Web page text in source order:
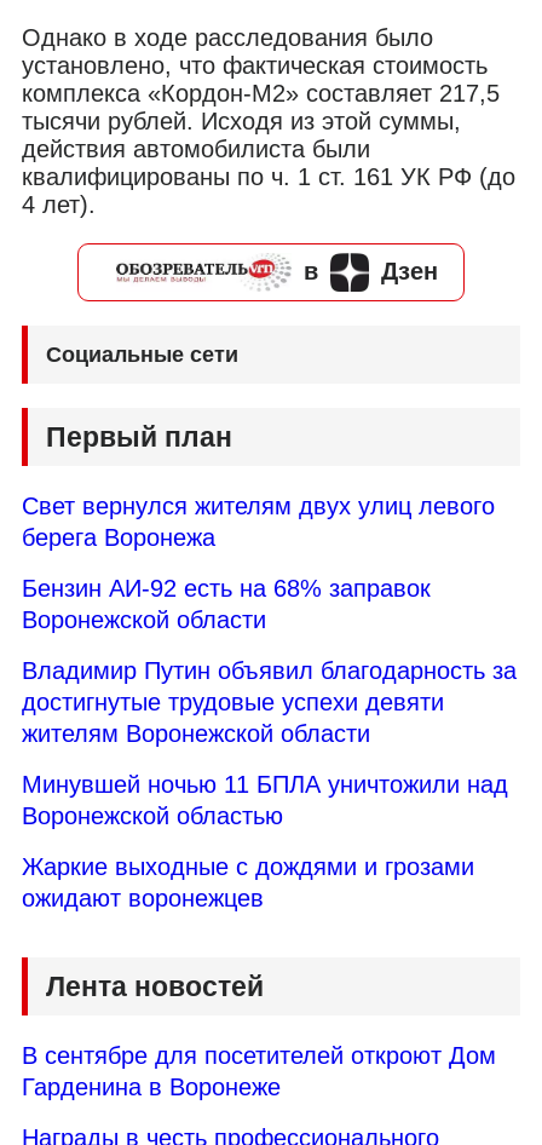
Однако в ходе расследования было
установлено, что фактическая стоимость
комплекса «Кордон-М2» составляет 217,5
тысячи рублей. Исходя из этой суммы,
действия автомобилиста были
квалифицированы по ч. 1 ст. 161 УК РФ (до
4 лет).
в Дзен
Социальные сети
Первый план
Свет вернулся жителям двух улиц левого
берега Воронежа
Бензин АИ-92 есть на 68% заправок
Воронежской области
Владимир Путин объявил благодарность за
достигнутые трудовые успехи девяти
жителям Воронежской области
Минувшей ночью 11 БПЛА уничтожили над
Воронежской областью
Жаркие выходные с дождями и грозами
ожидают воронежцев
Лента новостей
В сентябре для посетителей откроют Дом
Гарденина в Воронеже
Награды в честь профессионального